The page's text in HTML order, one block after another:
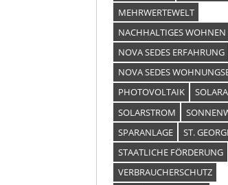
MEHRWERTEWELT
NACHHALTIGES WOHNEN
NOVA SEDES ERFAHRUNG
NOVA SEDES
PHOTOVOLTAIK
SOLARSTROM
SPARANLAGE
ST.
STAATLICHE FÖRDERUNG
VERBRAUCHERSCHUTZ